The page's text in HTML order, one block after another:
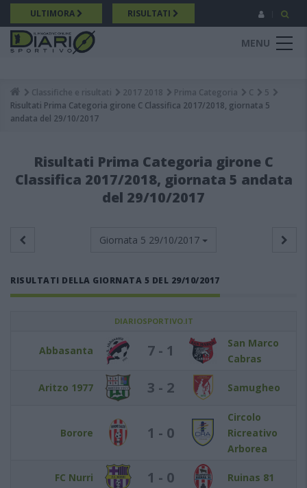
Salta
al
contenuto
principale
ULTIMORA RISULTATI
MENU
Breadcrumb
Classifiche e risultati 2017 2018 Prima Categoria C
5
Risultati Prima Categoria girone C Classifica 2017/2018, giornata 5
andata del 29/10/2017
Risultati Prima Categoria girone C
Classifica 2017/2018, giornata 5 andata
del 29/10/2017
Giornata 5 29/10/2017
RISULTATI DELLA GIORNATA 5 DEL 29/10/2017
DIARIOSPORTIVO.IT
Abbasanta 7 - 1
San Marco
Cabras
Aritzo 1977 3 - 2 Samugheo
Borore 1 - 0
Circolo
Ricreativo
Arborea
FC Nurri 1 - 0 Ruinas 81